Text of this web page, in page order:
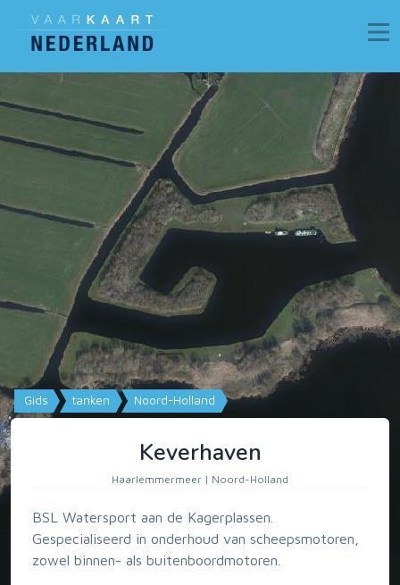
Gids tanken Noord-Holland
Keverhaven
Haarlemmermeer | Noord-Holland
BSL Watersport aan de Kagerplassen.
Gespecialiseerd in onderhoud van scheepsmotoren,
zowel binnen- als buitenboordmotoren.